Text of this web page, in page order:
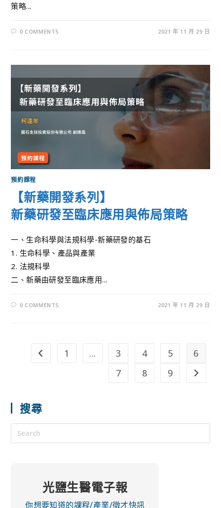
策略...
0 COMMENTS 2021 年 11 月 29 日
預約課程
【新藥開發系列】
新藥研發至臨床應用與佈局策略
一、生命科學與法規科學-新藥研發的基石
1. 生命科學、產品與產業
2. 法規科學
二、新藥由研發至臨床應用...
0 COMMENTS 2021 年 11 月 29 日
1 ... 3 4 5
6
7
8 9
搜尋
光鹽生醫電子報
你想要知道的課程/產業/徵才快訊